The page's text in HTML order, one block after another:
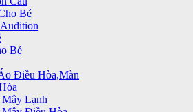
Bé
Bé
Điều Hòa,Màn
Mây Lạnh